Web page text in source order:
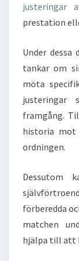
justeringar
prestation
Under dessa
tankar om
möta
justeringar
framgång.
historia
ordningen.
Dessutom
förberedda
matchen
hjälpa till att